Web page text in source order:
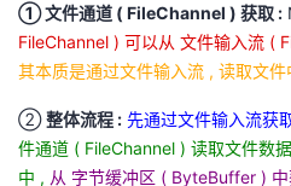
① 文件通道 ( FileChannel ) 获取 :
FileChannel ) 可以从 文件输入流 (
其本质是通过文件输入流 , 读取文件
②整体流程 : 先通过文件输入流获
件通道 ( FileChannel ) 读取文件数
中 , 从 字节缓冲区 ( ByteBuffer )